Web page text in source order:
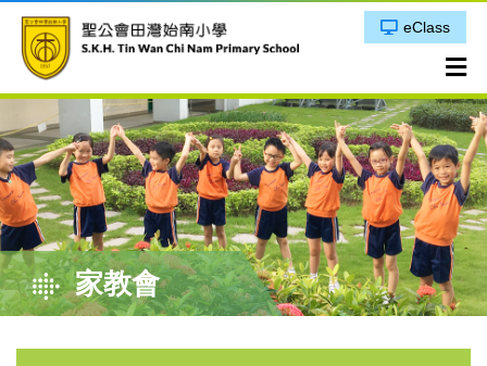
eClass
家教會